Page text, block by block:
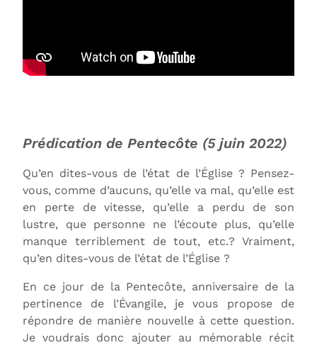
Prédication de Pentecôte (5 juin 2022)
Qu’en dites-vous de l’état de l’Église ? Pensez-
vous, comme d’aucuns, qu’elle va mal, qu’elle est
en perte de vitesse, qu’elle a perdu de son
lustre, que personne ne l’écoute plus, qu’elle
manque terriblement de tout, etc.? Vraiment,
qu’en dites-vous de l’état de l’Église ?
En ce jour de la Pentecôte, anniversaire de la
pertinence de l’Évangile, je vous propose de
répondre de manière nouvelle à cette question.
Je voudrais donc ajouter au mémorable récit